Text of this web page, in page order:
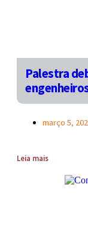
Palestra
março 5,
Leia mais